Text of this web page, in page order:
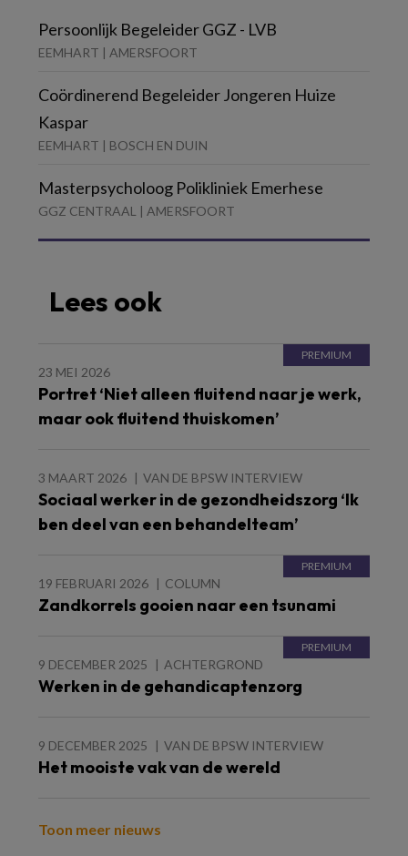
Persoonlijk Begeleider GGZ - LVB
EEMHART | AMERSFOORT
Coördinerend Begeleider Jongeren Huize
Kaspar
EEMHART | BOSCH EN DUIN
Masterpsycholoog Polikliniek Emerhese
GGZ CENTRAAL | AMERSFOORT
Lees ook
23 MEI 2026
Portret ‘Niet alleen fluitend naar je werk,
maar ook fluitend thuiskomen’
3 MAART 2026 VAN DE BPSW INTERVIEW
Sociaal werker in de gezondheidszorg ‘Ik
ben deel van een behandelteam’
19 FEBRUARI 2026 COLUMN
Zandkorrels gooien naar een tsunami
9 DECEMBER 2025 ACHTERGROND
Werken in de gehandicaptenzorg
9 DECEMBER 2025 VAN DE BPSW INTERVIEW
Het mooiste vak van de wereld
Toon meer nieuws